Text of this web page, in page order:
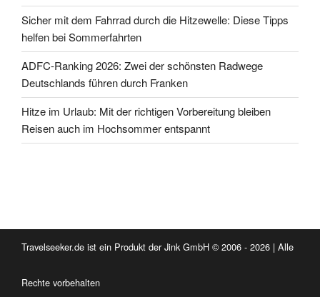
Sicher mit dem Fahrrad durch die Hitzewelle: Diese Tipps
helfen bei Sommerfahrten
ADFC-Ranking 2026: Zwei der schönsten Radwege
Deutschlands führen durch Franken
Hitze im Urlaub: Mit der richtigen Vorbereitung bleiben
Reisen auch im Hochsommer entspannt
Travelseeker.de ist ein Produkt der Jink GmbH © 2006 - 2026 | Alle
Rechte vorbehalten